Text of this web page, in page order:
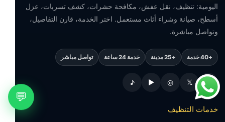
💬
اليومية: تنظيف، نقل عفش، مكافحة حشرات، كشف تسربات، عزل
أسطح، صيانة وشراء أثاث مستعمل. اختر الخدمة، قارن التفاصيل،
وتواصل مباشرة.
+40 خدمة +25 مدينة خدمة 24 ساعة تواصل مباشر
𝕏
◎
▶
♪
خدمات التنظيف